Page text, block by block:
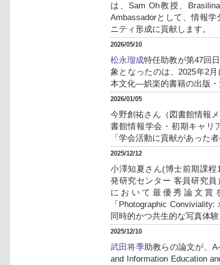
は、Sam Oh教授、
Ambassadorとして、情報
ニティ形成に貢献します。
2026/05/10
松永瑠成特任助教が第47回
象となったのは、2025年2
本文化―娯楽的書籍の出版
2026/01/05
今野創祐さん（図書館情報
書館情報学会・初期キャリ
「学会活動に貢献があった
2025/12/12
小澤知夏さん(博士前期課
発研究センター 客員研究員
において最優秀論文賞
「Photographic
同時的かつ共生的な写真体
2025/12/10
武田将季助教らの論文が、
and Information Education